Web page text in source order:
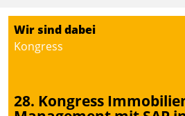
Wir sind dabei
Kongress
28. Kongress